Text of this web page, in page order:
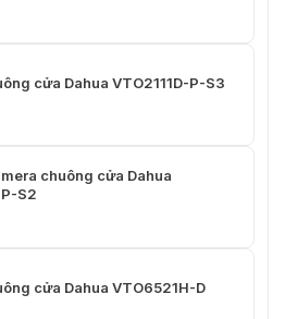
Đúng
cửa Dahua VTO2111D-P-S3
chuông cửa Dahua
S2
cửa Dahua VTO6521H-D